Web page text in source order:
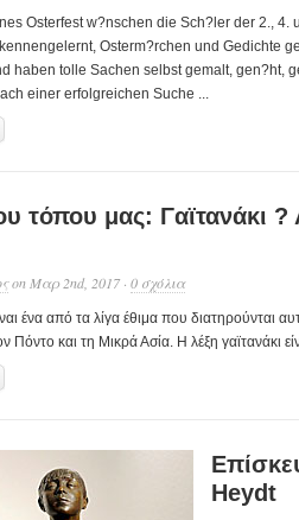
Osterfest w?nschen die Sch?ler der 2.,
Osterm?rchen und Gedichte
haben tolle Sachen selbst gemalt, gen?ht,
einer erfolgreichen Suche ...
τόπου μας: Γαϊτανάκι ?
on Μαρ 2nd, 2017 · 0 σχόλια
ένα από τα λίγα έθιμα που διατηρούνται
Πόντο και τη Μικρά Ασία. Η λέξη γαϊτανάκι
Heydt